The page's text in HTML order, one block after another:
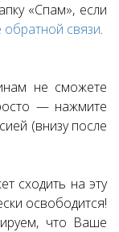
«Спам», если
связи.
не сможете
— нажмите
(внизу после
сходить на эту
освободится!
что Ваше